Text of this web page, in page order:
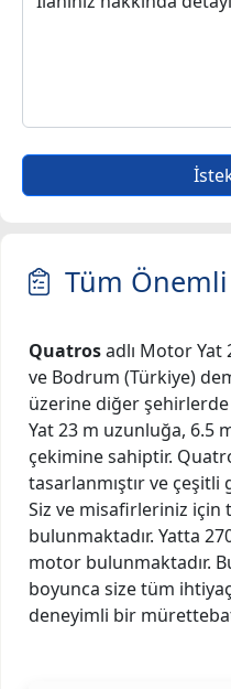
Tüm
Quatrosadlı Motor Yat
ve Bodrum (Türkiye)
üzerine diğer şehirlerde
Yat 23 m uzunluğa, 6.5
çekimine sahiptir.
tasarlanmıştır ve
Siz ve misafirleriniz için
bulunmaktadır. Yatta
motor bulunmaktadır.
boyunca size tüm
deneyimli bir